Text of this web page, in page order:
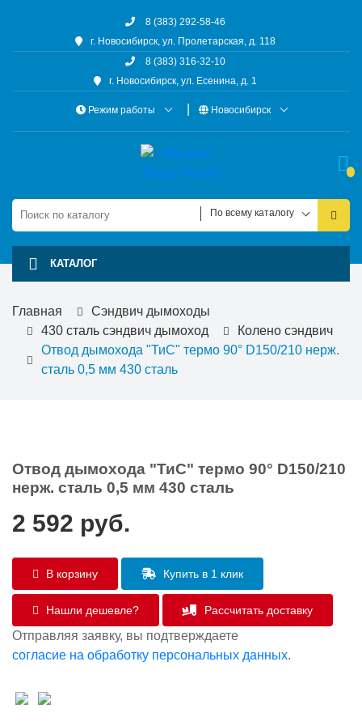
8 (383) 292-58-46
г. Новосибирск, ул. Пролетарская, д. 118
8 (383) 316-32-10
г. Новосибирск, ул. Есенина, д. 1
Режим работы Новосибирск
По всему каталогу
КАТАЛОГ
Главная
Сэндвич дымоходы
430 сталь сэндвич дымоход
Колено сэндвич
Отвод дымохода "ТиС" термо 90° D150/210 нерж.
сталь 0,5 мм 430 сталь
Отвод дымохода "ТиС" термо 90° D150/210
нерж. сталь 0,5 мм 430 сталь
2 592 руб.
В корзину Купить в 1 клик
Нашли дешевле? Рассчитать доставку
Отправляя заявку, вы подтверждаете
согласие на обработку персональных данных.